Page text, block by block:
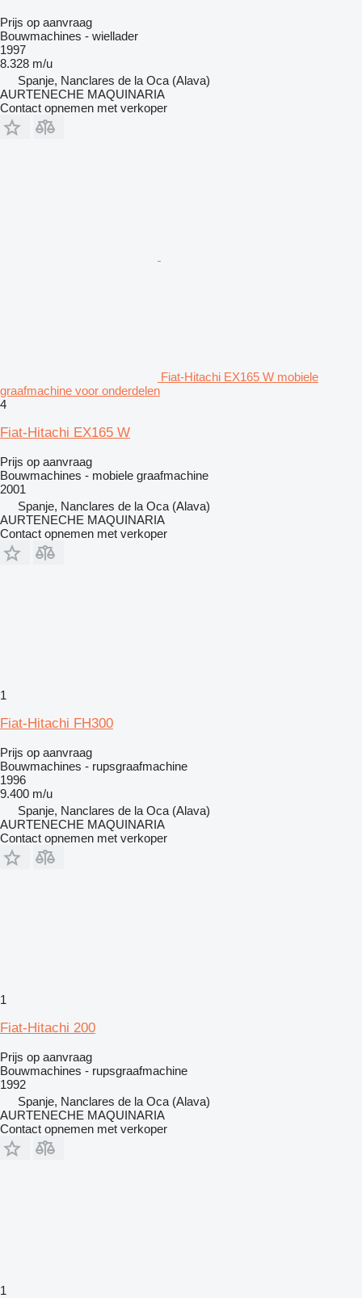
Prijs op aanvraag
Bouwmachines - wiellader
1997
8.328 m/u
Spanje, Nanclares de la Oca (Alava)
AURTENECHE MAQUINARIA
Contact opnemen met verkoper
Fiat-Hitachi EX165 W mobiele
graafmachine voor onderdelen
4
Fiat-Hitachi EX165 W
Prijs op aanvraag
Bouwmachines - mobiele graafmachine
2001
Spanje, Nanclares de la Oca (Alava)
AURTENECHE MAQUINARIA
Contact opnemen met verkoper
1
Fiat-Hitachi FH300
Prijs op aanvraag
Bouwmachines - rupsgraafmachine
1996
9.400 m/u
Spanje, Nanclares de la Oca (Alava)
AURTENECHE MAQUINARIA
Contact opnemen met verkoper
1
Fiat-Hitachi 200
Prijs op aanvraag
Bouwmachines - rupsgraafmachine
1992
Spanje, Nanclares de la Oca (Alava)
AURTENECHE MAQUINARIA
Contact opnemen met verkoper
1